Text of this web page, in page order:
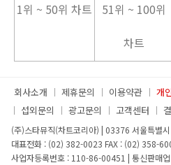
1위 ~ 50위 차트
51위 ~ 100위
차트
회사소개 제휴문의 이용약관 개
섭외문의
광고문의 고객센터
(주)스타뮤직(차트코리아) 03376 서울특별
대표전화 : (02) 382-0023 FAX : (02) 358-
사업자등록번호 : 110-86-00451 통신판매